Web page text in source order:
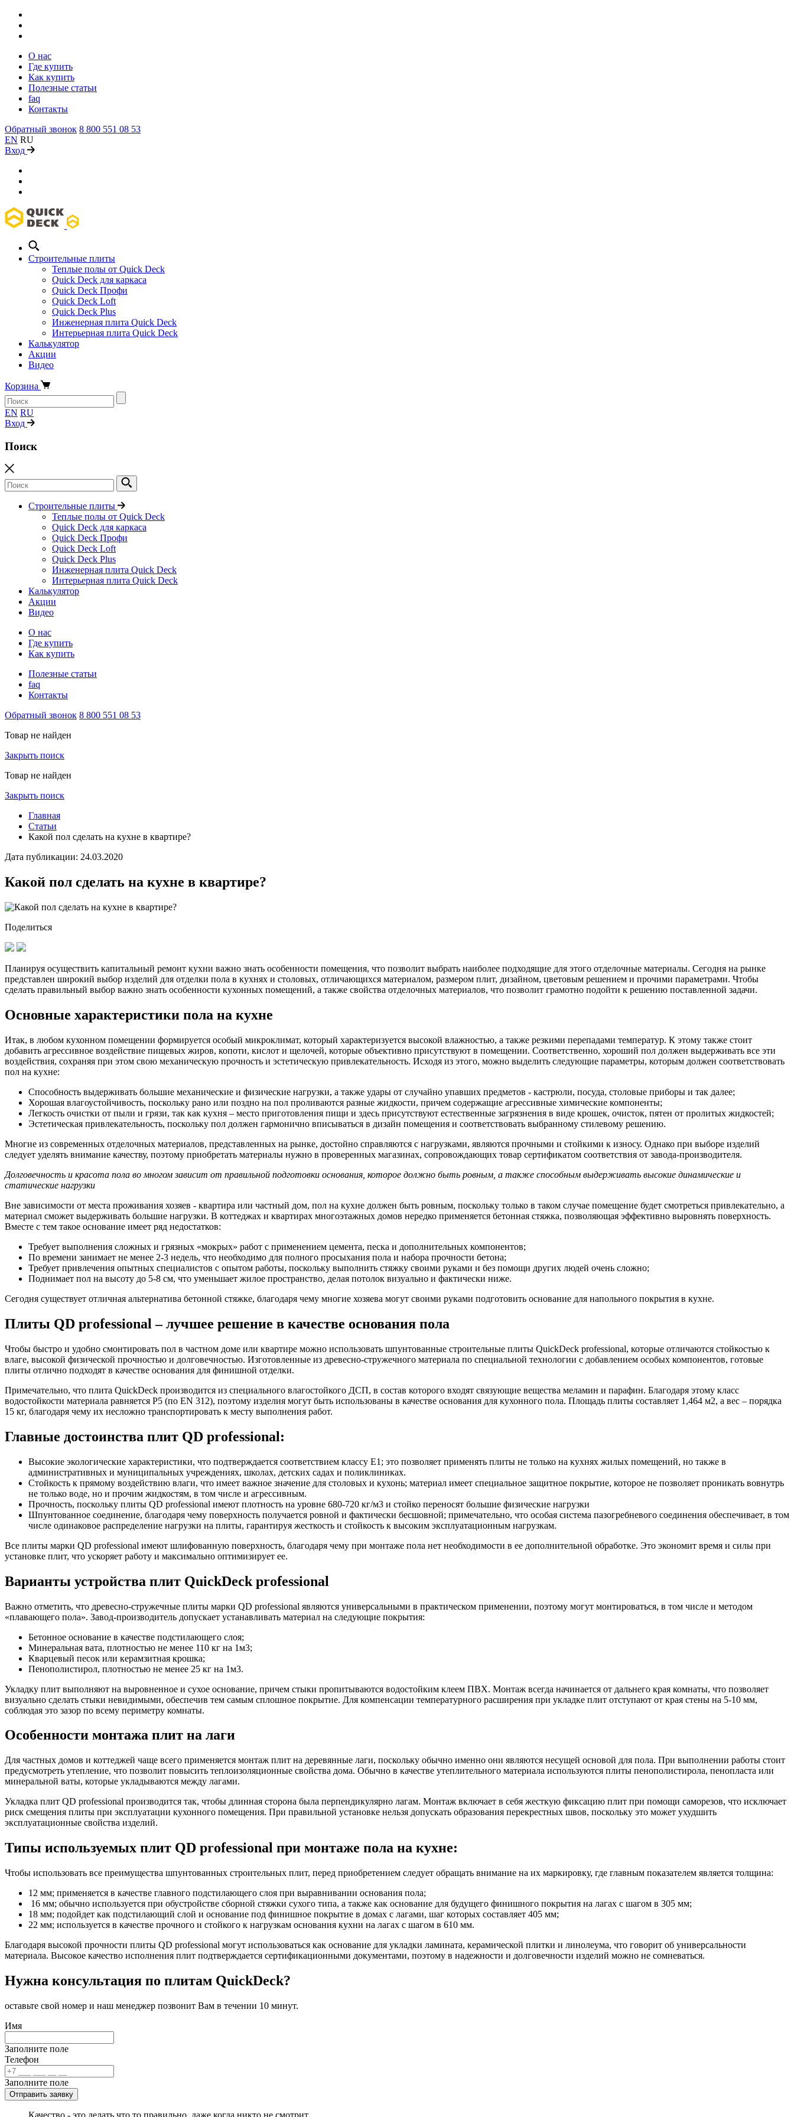
О нас
Где купить
Как купить
Полезные статьи
faq
Контакты
Обратный звонок 8 800 551 08 53
EN RU
Вход
Строительные плиты
Теплые полы от Quick Deck
Quick Deck для каркаса
Quick Deck Профи
Quick Deck Loft
Quick Deck Plus
Инженерная плита Quick Deck
Интерьерная плита Quick Deck
Калькулятор
Акции
Видео
Корзина
EN RU
Вход
Поиск
Строительные плиты
Теплые полы от Quick Deck
Quick Deck для каркаса
Quick Deck Профи
Quick Deck Loft
Quick Deck Plus
Инженерная плита Quick Deck
Интерьерная плита Quick Deck
Калькулятор
Акции
Видео
О нас
Где купить
Как купить
Полезные статьи
faq
Контакты
Обратный звонок 8 800 551 08 53
Товар не найден
Закрыть поиск
Товар не найден
Закрыть поиск
Главная
Статьи
Какой пол сделать на кухне в квартире?
Дата публикации: 24.03.2020
Какой пол сделать на кухне в квартире?
Поделиться
Планируя осуществить капитальный ремонт кухни важно знать особенности помещения, что позволит выбрать наиболее подходящие для этого отделочные материалы. Сегодня на рынке
представлен широкий выбор изделий для отделки пола в кухнях и столовых, отличающихся материалом, размером плит, дизайном, цветовым решением и прочими параметрами. Чтобы
сделать правильный выбор важно знать особенности кухонных помещений, а также свойства отделочных материалов, что позволит грамотно подойти к решению поставленной задачи.
Основные характеристики пола на кухне
Итак, в любом кухонном помещении формируется особый микроклимат, который характеризуется высокой влажностью, а также резкими перепадами температур. К этому также стоит
добавить агрессивное воздействие пищевых жиров, копоти, кислот и щелочей, которые объективно присутствуют в помещении. Соответственно, хороший пол должен выдерживать все эти
воздействия, сохраняя при этом свою механическую прочность и эстетическую привлекательность. Исходя из этого, можно выделить следующие параметры, которым должен соответствовать
пол на кухне:
Способность выдерживать большие механические и физические нагрузки, а также удары от случайно упавших предметов - кастрюли, посуда, столовые приборы и так далее;
Хорошая влагоустойчивость, поскольку рано или поздно на пол проливаются разные жидкости, причем содержащие агрессивные химические компоненты;
Легкость очистки от пыли и грязи, так как кухня – место приготовления пищи и здесь присутствуют естественные загрязнения в виде крошек, очисток, пятен от пролитых жидкостей;
Эстетическая привлекательность, поскольку пол должен гармонично вписываться в дизайн помещения и соответствовать выбранному стилевому решению.
Многие из современных отделочных материалов, представленных на рынке, достойно справляются с нагрузками, являются прочными и стойкими к износу. Однако при выборе изделий
следует уделять внимание качеству, поэтому приобретать материалы нужно в проверенных магазинах, сопровождающих товар сертификатом соответствия от завода-производителя.
Долговечность и красота пола во многом зависит от правильной подготовки основания, которое должно быть ровным, а также способным выдерживать высокие динамические и
статические нагрузки
Вне зависимости от места проживания хозяев - квартира или частный дом, пол на кухне должен быть ровным, поскольку только в таком случае помещение будет смотреться привлекательно, а
материал сможет выдерживать большие нагрузки. В коттеджах и квартирах многоэтажных домов нередко применяется бетонная стяжка, позволяющая эффективно выровнять поверхность.
Вместе с тем такое основание имеет ряд недостатков:
Требует выполнения сложных и грязных «мокрых» работ с применением цемента, песка и дополнительных компонентов;
По времени занимает не менее 2-3 недель, что необходимо для полного просыхания пола и набора прочности бетона;
Требует привлечения опытных специалистов с опытом работы, поскольку выполнить стяжку своими руками и без помощи других людей очень сложно;
Поднимает пол на высоту до 5-8 см, что уменьшает жилое пространство, делая потолок визуально и фактически ниже.
Сегодня существует отличная альтернатива бетонной стяжке, благодаря чему многие хозяева могут своими руками подготовить основание для напольного покрытия в кухне.
Плиты QD professional – лучшее решение в качестве основания пола
Чтобы быстро и удобно смонтировать пол в частном доме или квартире можно использовать шпунтованные строительные плиты QuickDeck professional, которые отличаются стойкостью к
влаге, высокой физической прочностью и долговечностью. Изготовленные из древесно-стружечного материала по специальной технологии с добавлением особых компонентов, готовые
плиты отлично подходят в качестве основания для финишной отделки.
Примечательно, что плита QuickDeck производится из специального влагостойкого ДСП, в состав которого входят связующие вещества меламин и парафин. Благодаря этому класс
водостойкости материала равняется P5 (по EN 312), поэтому изделия могут быть использованы в качестве основания для кухонного пола. Площадь плиты составляет 1,464 м2, а вес – порядка
15 кг, благодаря чему их несложно транспортировать к месту выполнения работ.
Главные достоинства плит QD professional:
Высокие экологические характеристики, что подтверждается соответствием классу E1; это позволяет применять плиты не только на кухнях жилых помещений, но также в
административных и муниципальных учреждениях, школах, детских садах и поликлиниках.
Стойкость к прямому воздействию влаги, что имеет важное значение для столовых и кухонь; материал имеет специальное защитное покрытие, которое не позволяет проникать вовнутрь
не только воде, но и прочим жидкостям, в том числе и агрессивным.
Прочность, поскольку плиты QD professional имеют плотность на уровне 680-720 кг/м3 и стойко переносят большие физические нагрузки
Шпунтованное соединение, благодаря чему поверхность получается ровной и фактически бесшовной; примечательно, что особая система пазогребневого соединения обеспечивает, в том
числе одинаковое распределение нагрузки на плиты, гарантируя жесткость и стойкость к высоким эксплуатационным нагрузкам.
Все плиты марки QD professional имеют шлифованную поверхность, благодаря чему при монтаже пола нет необходимости в ее дополнительной обработке. Это экономит время и силы при
установке плит, что ускоряет работу и максимально оптимизирует ее.
Варианты устройства плит QuickDeck professional
Важно отметить, что древесно-стружечные плиты марки QD professional являются универсальными в практическом применении, поэтому могут монтироваться, в том числе и методом
«плавающего пола». Завод-производитель допускает устанавливать материал на следующие покрытия:
Бетонное основание в качестве подстилающего слоя;
Минеральная вата, плотностью не менее 110 кг на 1м3;
Кварцевый песок или керамзитная крошка;
Пенополистирол, плотностью не менее 25 кг на 1м3.
Укладку плит выполняют на выровненное и сухое основание, причем стыки пропитываются водостойким клеем ПВХ. Монтаж всегда начинается от дальнего края комнаты, что позволяет
визуально сделать стыки невидимыми, обеспечив тем самым сплошное покрытие. Для компенсации температурного расширения при укладке плит отступают от края стены на 5-10 мм,
соблюдая это зазор по всему периметру комнаты.
Особенности монтажа плит на лаги
Для частных домов и коттеджей чаще всего применяется монтаж плит на деревянные лаги, поскольку обычно именно они являются несущей основой для пола. При выполнении работы стоит
предусмотреть утепление, что позволит повысить теплоизоляционные свойства дома. Обычно в качестве утеплительного материала используются плиты пенополистирола, пенопласта или
минеральной ваты, которые укладываются между лагами.
Укладка плит QD professional производится так, чтобы длинная сторона была перпендикулярно лагам. Монтаж включает в себя жесткую фиксацию плит при помощи саморезов, что исключает
риск смещения плиты при эксплуатации кухонного помещения. При правильной установке нельзя допускать образования перекрестных швов, поскольку это может ухудшить
эксплуатационные свойства изделий.
Типы используемых плит QD professional при монтаже пола на кухне:
Чтобы использовать все преимущества шпунтованных строительных плит, перед приобретением следует обращать внимание на их маркировку, где главным показателем является толщина:
12 мм; применяется в качестве главного подстилающего слоя при выравнивании основания пола;
16 мм; обычно используется при обустройстве сборной стяжки сухого типа, а также как основание для будущего финишного покрытия на лагах с шагом в 305 мм;
18 мм; подойдет как подстилающий слой и основание под финишное покрытие в домах с лагами, шаг которых составляет 405 мм;
22 мм; используется в качестве прочного и стойкого к нагрузкам основания кухни на лагах с шагом в 610 мм.
Благодаря высокой прочности плиты QD professional могут использоваться как основание для укладки ламината, керамической плитки и линолеума, что говорит об универсальности
материала. Высокое качество исполнения плит подтверждается сертификационными документами, поэтому в надежности и долговечности изделий можно не сомневаться.
Нужна консультация по плитам QuickDeck?
оставьте свой номер и наш менеджер позвонит Вам в течении 10 минут.
Имя
Заполните поле
Телефон
Заполните поле
Отправить заявку
Качество - это делать что то правильно, даже когда никто не смотрит.